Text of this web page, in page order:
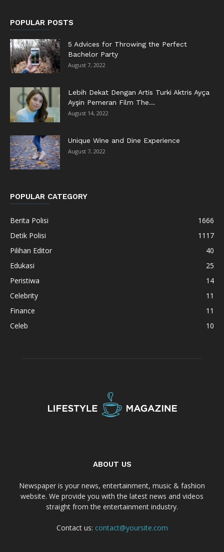
POPULAR POSTS
5 Advices for Throwing the Perfect
Bachelor Party
August 7, 2022
Lebih Dekat Dengan Artis Turki Aktris Ayça
Ayşin Pemeran Film The...
August 14, 2022
Unique Wine and Dine Experience
August 7, 2022
POPULAR CATEGORY
Berita Polisi
1666
Detik Polisi
1117
Pilihan Editor
40
Edukasi
25
Peristiwa
14
Celebrity
11
Finance
11
Celeb
10
ABOUT US
Newspaper is your news, entertainment, music & fashion
website. We provide you with the latest news and videos
straight from the entertainment industry.
Contact us: contact@yoursite.com